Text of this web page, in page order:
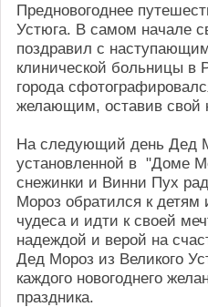
Предновогоднее
Устюга. В самом начале
поздравил с
клинической больницы в
города
желающим, оставив свой
На следующий день Дед
установленной в "Доме
снежинки и Винни Пух
Мороз обратился к
чудеса и идти к своей
надеждой и верой на
Дед Мороз из Великого
каждого новогоднего
праздника.